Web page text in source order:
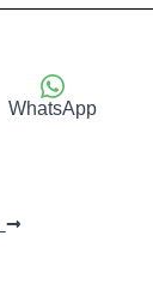
WhatsApp